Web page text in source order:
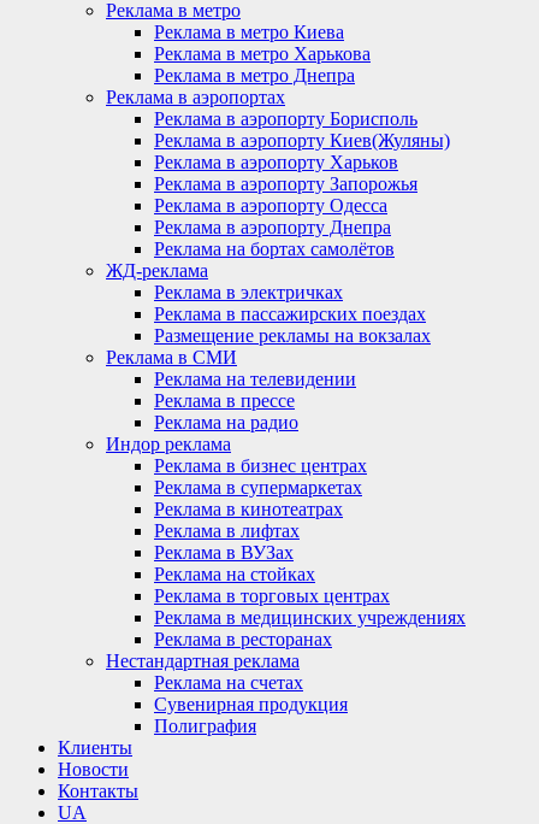
Реклама в метро
Реклама в метро Киева
Реклама в метро Харькова
Реклама в метро Днепра
Реклама в аэропортах
Реклама в аэропорту Борисполь
Реклама в аэропорту Киев(Жуляны)
Реклама в аэропорту Харьков
Реклама в аэропорту Запорожья
Реклама в аэропорту Одесса
Реклама в аэропорту Днепра
Реклама на бортах самолётов
ЖД-реклама
Реклама в электричках
Реклама в пассажирских поездах
Размещение рекламы на вокзалах
Реклама в СМИ
Реклама на телевидении
Реклама в прессе
Реклама на радио
Индор реклама
Реклама в бизнес центрах
Реклама в супермаркетах
Реклама в кинотеатрах
Реклама в лифтах
Реклама в ВУЗах
Реклама на стойках
Реклама в торговых центрах
Реклама в медицинских учреждениях
Реклама в ресторанах
Нестандартная реклама
Реклама на счетах
Сувенирная продукция
Полиграфия
Клиенты
Новости
Контакты
UA